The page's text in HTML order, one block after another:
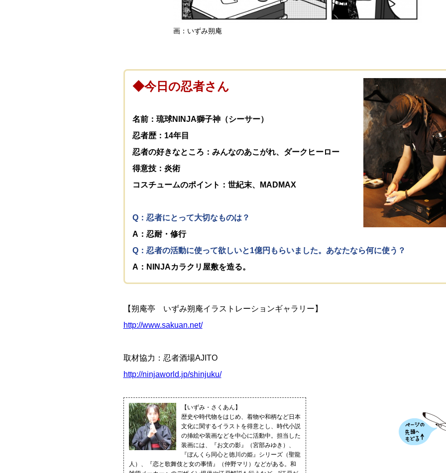
画：いずみ朔庵
◆今日の忍者さん
名前：琉球NINJA獅子神（シーサー）
忍者歴：14年目
忍者の好きなところ：みんなのあこがれ、ダークヒーロー
得意技：炎術
コスチュームのポイント：世紀末、MADMAX
Q：忍者にとって大切なものは？
A：忍耐・修行
Q：忍者の活動に使って欲しいと1億円もらいました。あなたなら何に使う？
A：NINJAカラクリ屋敷を造る。
【朔庵亭 いずみ朔庵イラストレーションギャラリー】
http://www.sakuan.net/
取材協力：忍者酒場AJITO
http://ninjaworld.jp/shinjuku/
【いずみ・さくあん】
歴史や時代物をはじめ、着物や和柄など日本
文化に関するイラストを得意とし、時代小説
の挿絵や装画などを中心に活動中。担当した
装画には、『お文の影』（宮部みゆき）、
『ぼんくら同心と徳川の姫』シリーズ（聖龍
人）、『恋と歌舞伎と女の事情』（仲野マリ）などがある。和